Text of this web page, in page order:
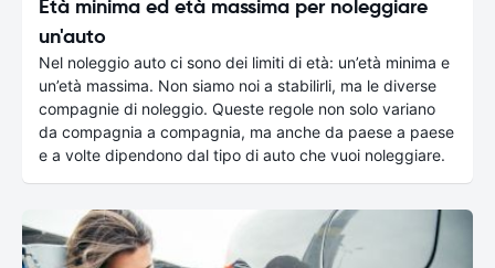
Età minima ed età massima per noleggiare
un'auto
Nel noleggio auto ci sono dei limiti di età: un’età minima e
un’età massima. Non siamo noi a stabilirli, ma le diverse
compagnie di noleggio. Queste regole non solo variano
da compagnia a compagnia, ma anche da paese a paese
e a volte dipendono dal tipo di auto che vuoi noleggiare.